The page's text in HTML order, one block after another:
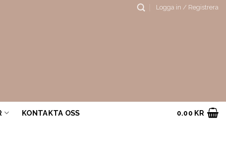
Logga in / Registrera
KONTAKTA OSS 0.00 KR